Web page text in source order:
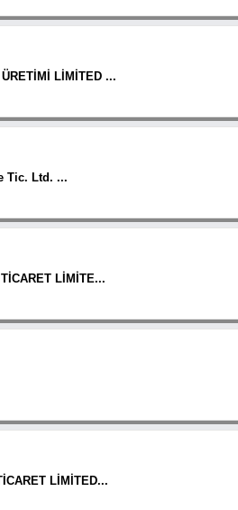
LİMİTED ...
Tic. Ltd. ...
LİMİTE...
LİMİTED...